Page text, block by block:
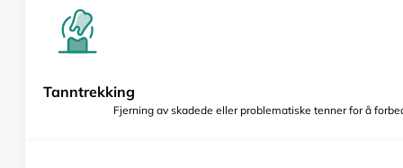
Tanntrekking
Fjerning av skadede eller problematiske tenner for å